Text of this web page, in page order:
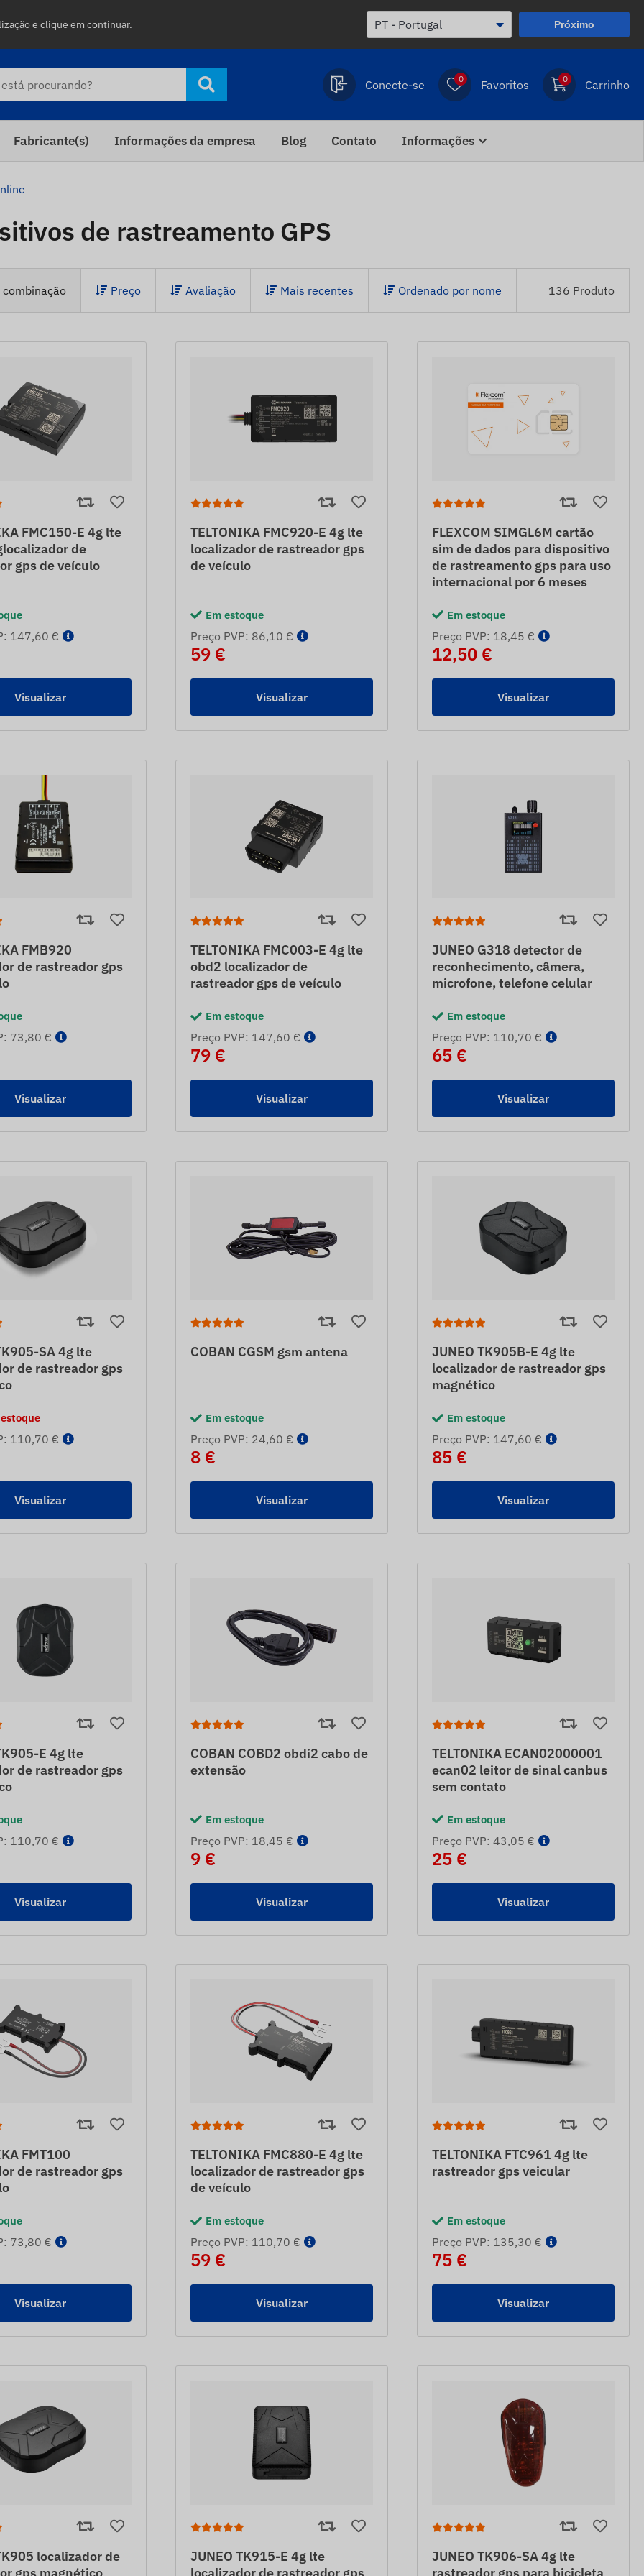
e clique em continuar. Próximo
Conecte-se 0 Favoritos 0 Carrinho
Fabricante(s) Informações da empresa Blog Contato Informações
de rastreamento GPS
combinação Preço Avaliação Mais recentes Ordenado por nome 136 Produto
FMC150-E 4g lte
de
gps de veículo
147,60 €
Visualizar
TELTONIKA FMC920-E 4g lte
localizador de rastreador gps
de veículo
Em estoque
Preço PVP: 86,10 €
59 €
Visualizar
FLEXCOM SIMGL6M cartão
sim de dados para dispositivo
de rastreamento gps para uso
internacional por 6 meses
Em estoque
Preço PVP: 18,45 €
12,50 €
Visualizar
FMB920
de rastreador gps
73,80 €
Visualizar
TELTONIKA FMC003-E 4g lte
obd2 localizador de
rastreador gps de veículo
Em estoque
Preço PVP: 147,60 €
79 €
Visualizar
JUNEO G318 detector de
reconhecimento, câmera,
microfone, telefone celular
Em estoque
Preço PVP: 110,70 €
65 €
Visualizar
SA 4g lte
de rastreador gps
110,70 €
Visualizar
COBAN CGSM gsm antena
Em estoque
Preço PVP: 24,60 €
8 €
Visualizar
JUNEO TK905B-E 4g lte
localizador de rastreador gps
magnético
Em estoque
Preço PVP: 147,60 €
85 €
Visualizar
E 4g lte
de rastreador gps
110,70 €
Visualizar
COBAN COBD2 obdi2 cabo de
extensão
Em estoque
Preço PVP: 18,45 €
9 €
Visualizar
TELTONIKA ECAN02000001
ecan02 leitor de sinal canbus
sem contato
Em estoque
Preço PVP: 43,05 €
25 €
Visualizar
FMT100
de rastreador gps
73,80 €
Visualizar
TELTONIKA FMC880-E 4g lte
localizador de rastreador gps
de veículo
Em estoque
Preço PVP: 110,70 €
59 €
Visualizar
TELTONIKA FTC961 4g lte
rastreador gps veicular
Em estoque
Preço PVP: 135,30 €
75 €
Visualizar
localizador de
JUNEO TK915-E 4g lte
JUNEO TK906-SA 4g lte